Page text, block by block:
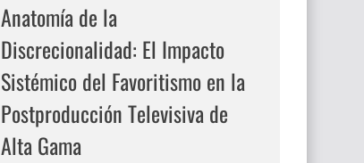
Anatomía de la
Discrecionalidad: El Impacto
Sistémico del Favoritismo en la
Postproducción Televisiva de
Alta Gama